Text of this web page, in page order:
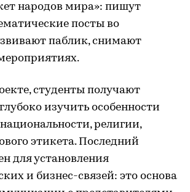
народов мира»: пишут
посты во
паблик, снимают
студенты получают
изучить особенности
религии,
этикета. Последний
для установления
и бизнес-связей: это основа